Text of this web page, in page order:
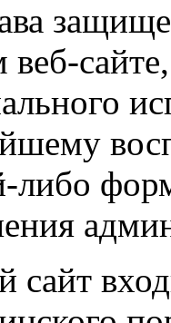
либо
сайт